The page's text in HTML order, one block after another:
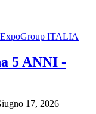
5 ANNI -
17, 2026